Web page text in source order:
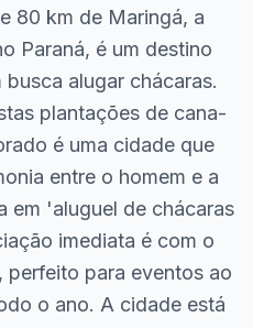
80 km de Maringá, a
Paraná, é um destino
alugar chácaras.
plantações de cana-
é uma cidade que
entre o homem e a
em 'aluguel de chácaras
imediata é com o
perfeito para eventos ao
o ano. A cidade está